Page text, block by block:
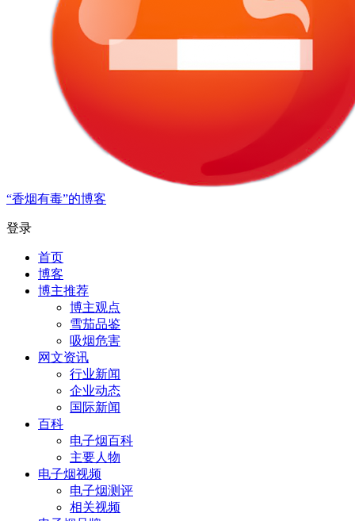
“香烟有毒”的博客
登录
首页
博客
博主推荐
博主观点
雪茄品鉴
吸烟危害
网文资讯
行业新闻
企业动态
国际新闻
百科
电子烟百科
主要人物
电子烟视频
电子烟测评
相关视频